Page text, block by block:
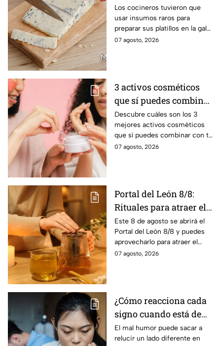
ingredientes exóticos
de la gala de salvación
de MasterChef 24/7
Los cocineros tuvieron que
usar insumos raros para
preparar sus platillos en la gala
de esta noche
07 agosto, 2026
3 activos cosméticos
que sí puedes combinar
con tu suero de
vitamina C sin riesgo
de manchas
Descubre cuáles son los 3
mejores activos cosméticos
que sí puedes combinar con tu
suero de vitamina C sin riesgo
07 agosto, 2026
Portal del León 8/8:
Rituales para atraer el
amor este 8 de agosto
Este 8 de agosto se abrirá el
Portal del León 8/8 y puedes
aprovecharlo para atraer el
amor con estos sencillos
07 agosto, 2026
¿Cómo reacciona cada
signo cuando está de
mal humor?
El mal humor puede sacar a
relucir un lado diferente en